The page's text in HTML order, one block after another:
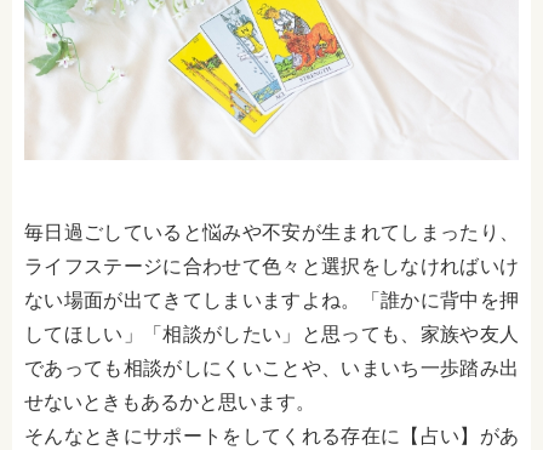
毎日過ごしていると悩みや不安が生まれてしまったり、
ライフステージに合わせて色々と選択をしなければいけ
ない場面が出てきてしまいますよね。「誰かに背中を押
してほしい」「相談がしたい」と思っても、家族や友人
であっても相談がしにくいことや、いまいち一歩踏み出
せないときもあるかと思います。
そんなときにサポートをしてくれる存在に【占い】があ